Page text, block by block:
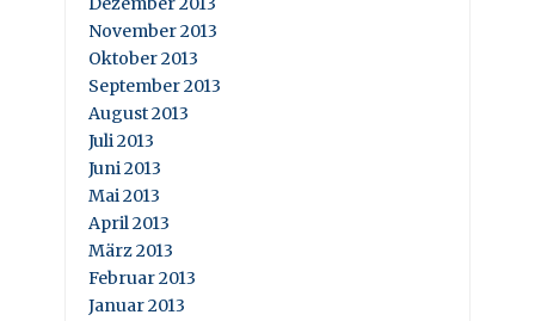
November 2013
Oktober 2013
September 2013
August 2013
Juli 2013
Juni 2013
Mai 2013
April 2013
März 2013
Februar 2013
Januar 2013